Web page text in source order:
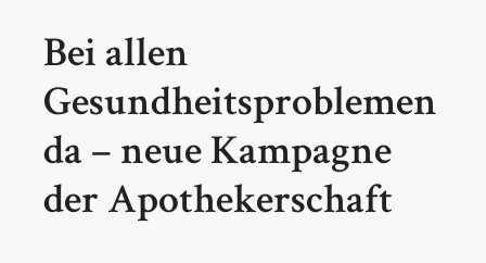
Bei allen
Gesundheitsproblemen
da – neue Kampagne
der Apothekerschaft